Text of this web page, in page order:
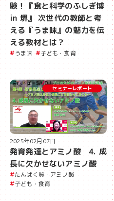
験！『食と科学のふしぎ博
in 堺』 次世代の教師と考
える『うま味』の魅力を伝
える教材とは？
うま味 子ども・食育
セミナーレポート
2025年02月07日
発育発達とアミノ酸 4. 成
長に欠かせないアミノ酸
たんぱく質・アミノ酸
子ども・食育